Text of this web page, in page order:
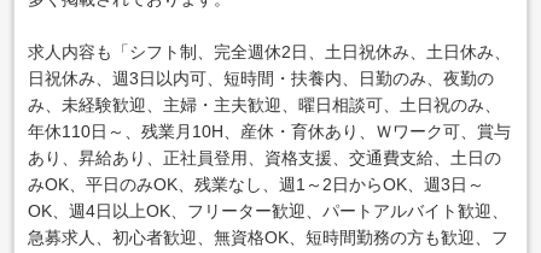
求人内容も「シフト制、完全週休2日、土日祝休み、土日休み、
日祝休み、週3日以内可、短時間・扶養内、日勤のみ、夜勤の
み、未経験歓迎、主婦・主夫歓迎、曜日相談可、土日祝のみ、
年休110日～、残業月10H、産休・育休あり、Ｗワーク可、賞与
あり、昇給あり、正社員登用、資格支援、交通費支給、土日の
みOK、平日のみOK、残業なし、週1～2日からOK、週3日～
OK、週4日以上OK、フリーター歓迎、パートアルバイト歓迎、
急募求人、初心者歓迎、無資格OK、短時間勤務の方も歓迎、フ